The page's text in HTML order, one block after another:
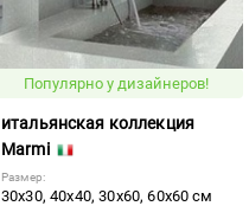
Популярно у дизайнеров!
итальянская коллекция
Marmi
Размер:
30x30, 40x40, 30x60, 60x60 см